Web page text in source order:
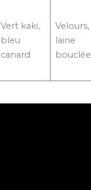
Vert kaki,
bleu
canard
Velours,
laine
bouclée